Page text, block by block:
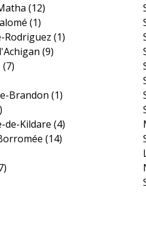
(12)
(1)
Rodriguez(1)
(9)
(7)
Brandon(1)
de-Kildare(4)
(14)